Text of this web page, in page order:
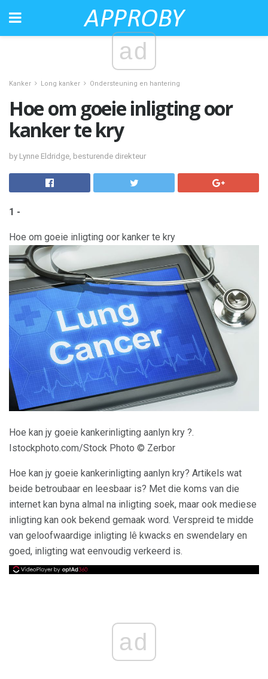
ad
Kanker Long kanker Ondersteuning en hantering
Hoe om goeie inligting oor
kanker te kry
by Lynne Eldridge, besturende direkteur
1 -
Hoe om goeie inligting oor kanker te kry
Hoe kan jy goeie kankerinligting aanlyn kry ?.
Istockphoto.com/Stock Photo © Zerbor
Hoe kan jy goeie kankerinligting aanlyn kry? Artikels wat
beide betroubaar en leesbaar is? Met die koms van die
internet kan byna almal na inligting soek, maar ook mediese
inligting kan ook bekend gemaak word. Verspreid te midde
van geloofwaardige inligting lê kwacks en swendelary en
goed, inligting wat eenvoudig verkeerd is.
ad